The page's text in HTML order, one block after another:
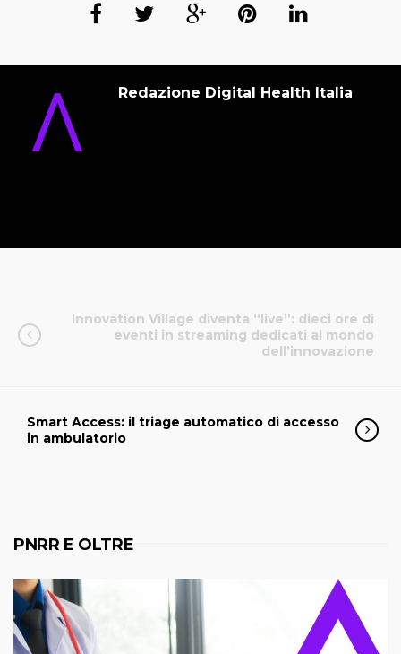
Redazione Digital Health Italia
Innovation Village diventa “live”: dieci ore di
eventi in streaming dedicati al mondo
dell’innovazione
Smart Access: il triage automatico di accesso
in ambulatorio
PNRR E OLTRE